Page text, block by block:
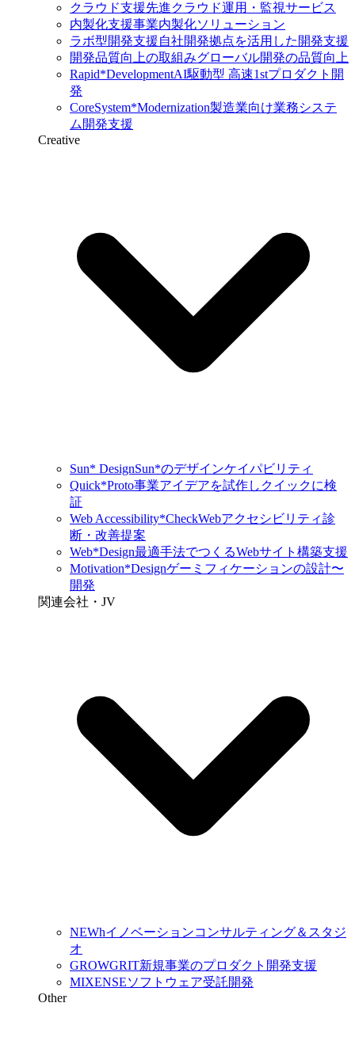
クラウド支援先進クラウド運用・監視サービス
内製化支援事業内製化ソリューション
ラボ型開発支援自社開発拠点を活用した開発支援
開発品質向上の取組みグローバル開発の品質向上
Rapid*DevelopmentAI駆動型 高速1stプロダクト開
発
CoreSystem*Modernization製造業向け業務システ
ム開発支援
Creative
Sun* DesignSun*のデザインケイパビリティ
Quick*Proto事業アイデアを試作しクイックに検
証
Web Accessibility*CheckWebアクセシビリティ診
断・改善提案
Web*Design最適手法でつくるWebサイト構築支援
Motivation*Designゲーミフィケーションの設計〜
開発
関連会社・JV
NEWhイノベーションコンサルティング＆スタジ
オ
GROWGRIT新規事業のプロダクト開発支援
MIXENSEソフトウェア受託開発
Other